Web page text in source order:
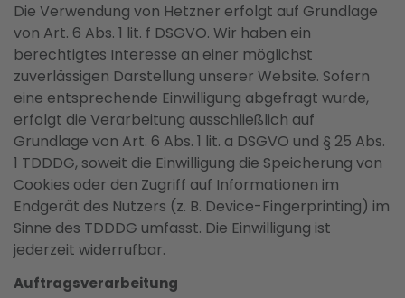
Die Verwendung von Hetzner erfolgt auf Grundlage
von Art. 6 Abs. 1 lit. f DSGVO. Wir haben ein
berechtigtes Interesse an einer möglichst
zuverlässigen Darstellung unserer Website. Sofern
eine entsprechende Einwilligung abgefragt wurde,
erfolgt die Verarbeitung ausschließlich auf
Grundlage von Art. 6 Abs. 1 lit. a DSGVO und § 25 Abs.
1 TDDDG, soweit die Einwilligung die Speicherung von
Cookies oder den Zugriff auf Informationen im
Endgerät des Nutzers (z. B. Device-Fingerprinting) im
Sinne des TDDDG umfasst. Die Einwilligung ist
jederzeit widerrufbar.
Auftragsverarbeitung